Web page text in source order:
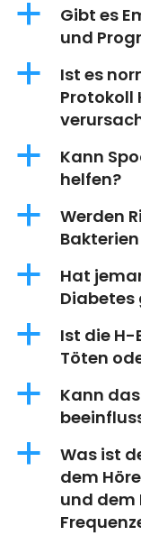
a
Gibt es
und
a
Ist es
Protokoll
a
Kann
helfen?
a
Werden
a
Hat
a
Ist die H-
Töten
a
Kann
a
Was ist
dem
und dem